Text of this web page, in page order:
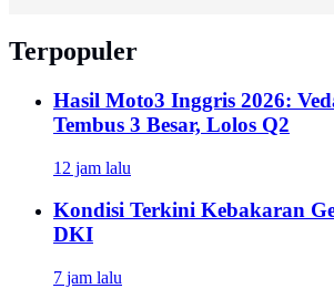
Terpopuler
Hasil Moto3 Inggris 2026:
Tembus 3 Besar, Lolos Q2
12 jam lalu
Kondisi Terkini Kebakaran
DKI
7 jam lalu